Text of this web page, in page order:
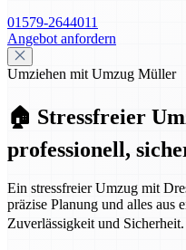
01579-2644011
Angebot anfordern
Umziehen mit Umzug Müller
🏠 Stressfreier
professionell,
Ein stressfreier Umzug mit
präzise Planung und alles aus
Zuverlässigkeit und